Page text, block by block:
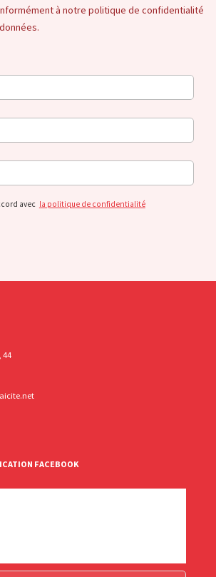
à notre politique de confidentialité
avec la politique de confidentialité
44
FACEBOOK